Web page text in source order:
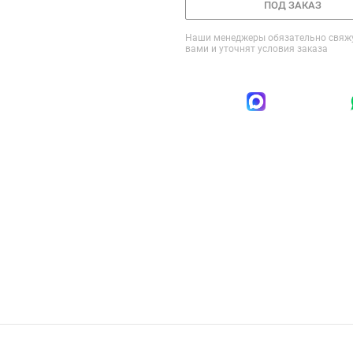
ПОД ЗАКАЗ
Наши менеджеры обязательно
вами и уточнят условия заказа